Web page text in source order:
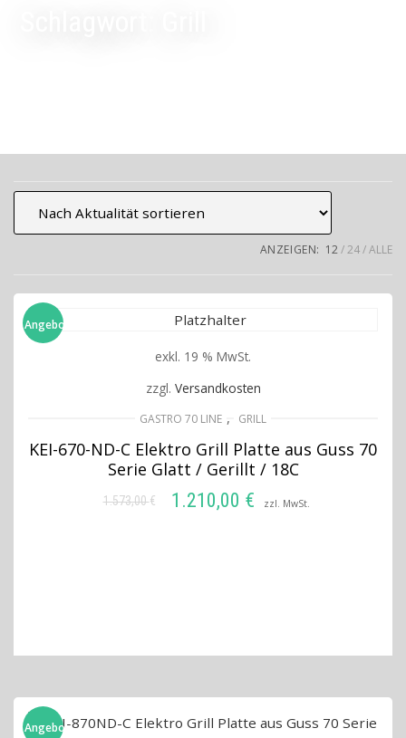
ANZEIGEN: 12 24 ALLE
Angebot!
exkl. 19 % MwSt.
zzgl. Versandkosten
GASTRO 70 LINE , GRILL
KEI-670-ND-C Elektro Grill Platte aus Guss 70
Serie Glatt / Gerillt / 18C
1.573,00€
Ursprünglicher
1.210,00 €
Aktueller
zzl. MwSt.
Angebot!